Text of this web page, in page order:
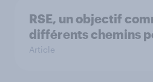
RSE, un objectif
différents chemins
Article